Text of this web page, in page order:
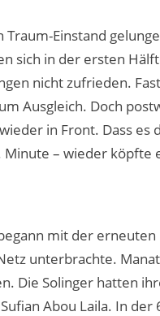
Traum-Einstand
sich in der ersten
nicht zufrieden.
Ausgleich. Doch
in Front. Dass es
– wieder köpfte
mit der
unterbrachte.
Die Solinger hatten
Abou Laila. In